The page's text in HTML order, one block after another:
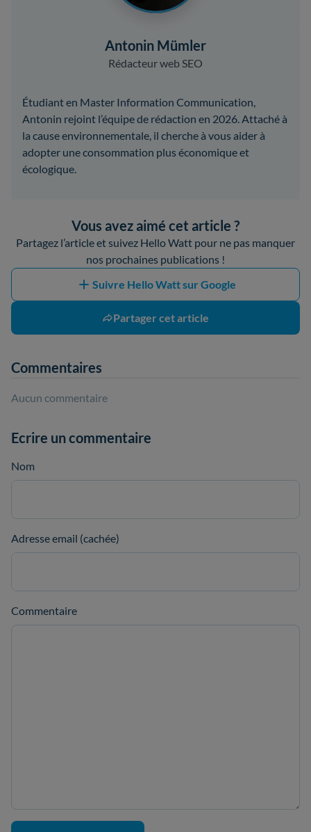
Antonin Mümler
Rédacteur web SEO
Étudiant en Master Information Communication,
Antonin rejoint l’équipe de rédaction en 2026. Attaché à
la cause environnementale, il cherche à vous aider à
adopter une consommation plus économique et
écologique.
Vous avez aimé cet article ?
Partagez l’article et suivez Hello Watt pour ne pas manquer
nos prochaines publications !
Suivre Hello Watt sur Google
Partager cet article
Commentaires
Aucun commentaire
Ecrire un commentaire
Nom
Adresse email (cachée)
Commentaire